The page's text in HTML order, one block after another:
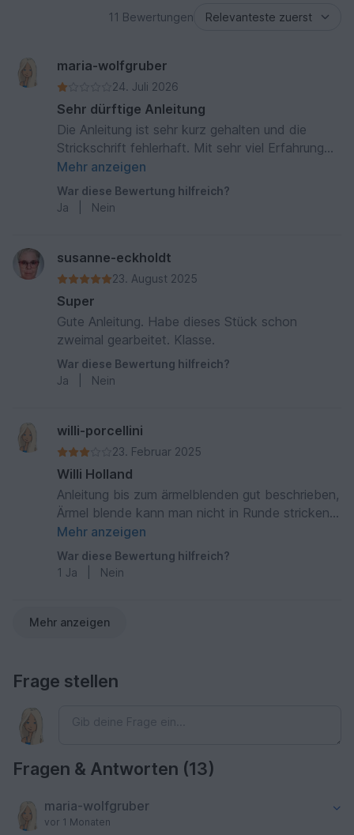
11 Bewertungen
maria-wolfgruber
24. Juli 2026
Sehr dürftige Anleitung
Die Anleitung ist sehr kurz gehalten und die
Strickschrift fehlerhaft. Mit sehr viel Erfahrung
kann man es trotzdem hinbekommen. Für
Anfänger nicht zu empfehlen.
Mehr anzeigen
War diese Bewertung hilfreich?
Ja
Nein
susanne-eckholdt
23. August 2025
Super
Gute Anleitung. Habe dieses Stück schon
zweimal gearbeitet. Klasse.
War diese Bewertung hilfreich?
Ja
Nein
willi-porcellini
23. Februar 2025
Willi Holland
Anleitung bis zum ärmelblenden gut beschrieben,
Ärmel blende kann man nicht in Runde stricken
wie beschrieben und Zunahme von 20 Maschen
wie beschrieben funktioniert nicht.
Mehr anzeigen
War diese Bewertung hilfreich?
1 Ja Nein
Mehr anzeigen
Frage stellen
Fragen & Antworten (13)
maria-wolfgruber
vor 1 Monaten